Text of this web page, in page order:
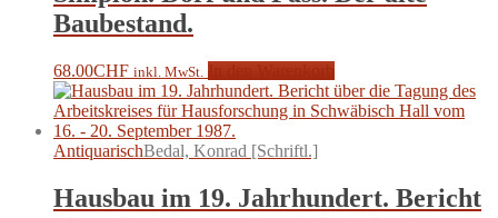
Baubestand.
68.00CHF inkl. MwSt.
AntiquarischBedal, Konrad [Schriftl.]
Hausbau im 19. Jahrhundert. Bericht